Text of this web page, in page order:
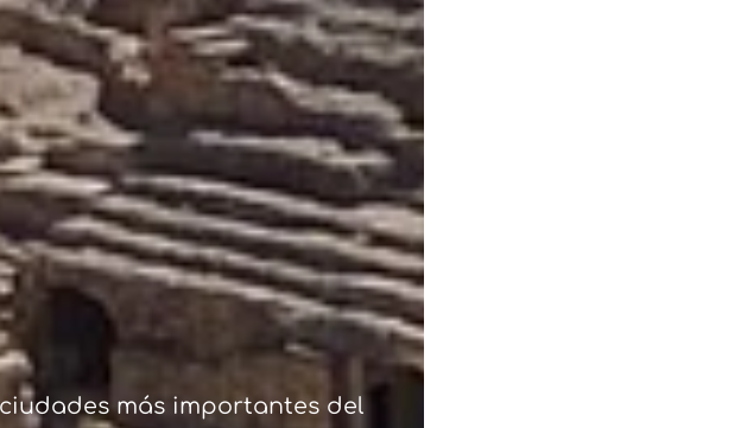
más importantes del